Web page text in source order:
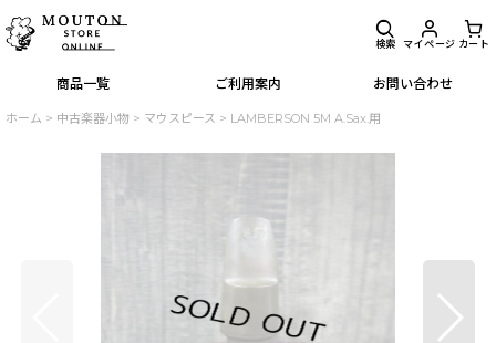
商品一覧 ご利用案内 お問い合わせ
検索 マイページ カート
ホーム > 中古楽器小物 > マウスピース > LAMBERSON 5M A.Sax.用